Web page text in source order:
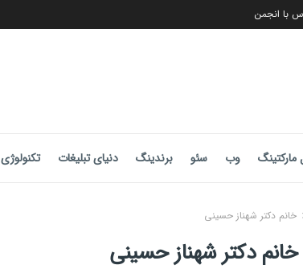
با انجمن
مارکتینگ وب سئو برندینگ دنیای تبلیغات تکنولوژی
خانم دکتر شهناز حسینی
خانم دکتر شهناز حسینی